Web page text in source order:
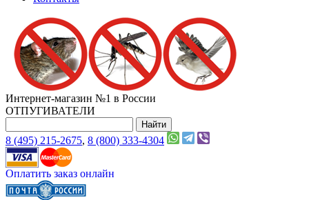
Интернет-магазин №1 в России
ОТПУГИВАТЕЛИ
8 (495) 215-2675, 8 (800) 333-4304
Оплатить заказ онлайн